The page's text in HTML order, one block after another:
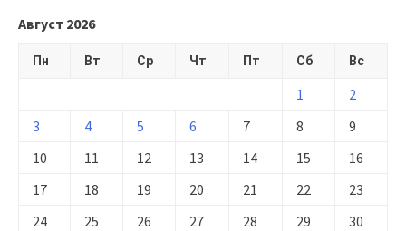
Август 2026
Пн Вт Ср Чт Пт Сб Вс
1
2
3
4 5 6 7 8
9
10
11 12 13 14 15
16
17
18 19 20 21 22
23
24
25 26 27 28 29
30